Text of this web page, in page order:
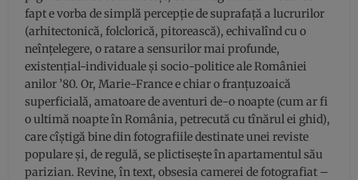
fapt e vorba de simplă percepţie de suprafaţă a lucrurilor
(arhitectonică, folclorică, pitorească), echivalînd cu o
neînţelegere, o ratare a sensurilor mai profunde,
existenţial-individuale şi socio-politice ale României
anilor ’80. Or, Marie-France e chiar o franţuzoaică
superficială, amatoare de aventuri de-o noapte (cum ar fi
o ultimă noapte în România, petrecută cu tînărul ei ghid),
care cîştigă bine din fotografiile destinate unei reviste
populare şi, de regulă, se plictiseşte în apartamentul său
parizian. Revine, în text, obsesia camerei de fotografiat –